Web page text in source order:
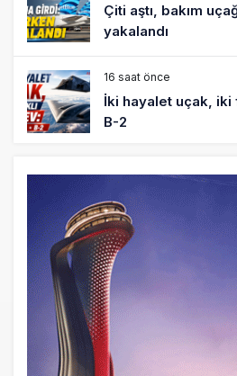
Çiti aştı, bakım
yakalandı
16 saat önce
İki hayalet uçak, iki
B-2
THY ve Pegasus
Havayolları Arasında
18 saat önce
Fly Baghdad ABD
çıkarıldı
19 saat önce